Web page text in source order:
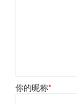
你的昵称*